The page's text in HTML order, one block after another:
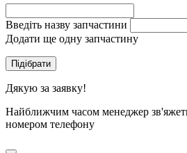
Введіть назву запчастини
Додати ще одну запчастину
Дякую за заявку!
Найближчим часом менеджер
номером телефону